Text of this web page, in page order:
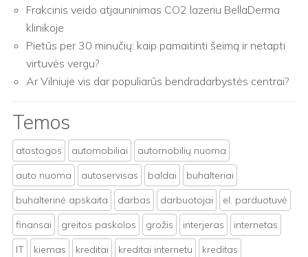
Frakcinis veido atjauninimas CO2 lazeriu BellaDerma
klinikoje
Pietūs per 30 minučių: kaip pamaitinti šeimą ir netapti
virtuvės vergu?
Ar Vilniuje vis dar populiarūs bendradarbystės centrai?
Temos
atostogos automobiliai
automobilių nuoma
auto nuoma
autoservisas baldai
buhalteriai
buhalterinė apskaita
darbas darbuotojai
el. parduotuvė
finansai
greitos paskolos grožis interjeras
internetas
IT
kiemas kreditai kreditai internetu
kreditas